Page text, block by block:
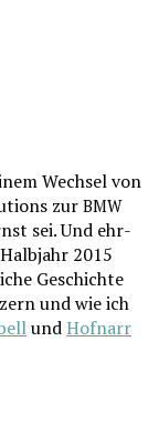
Wech­sel von
zur BMW
sei. Und ehr­
2015
Geschich­te
und wie ich
undHof­narr